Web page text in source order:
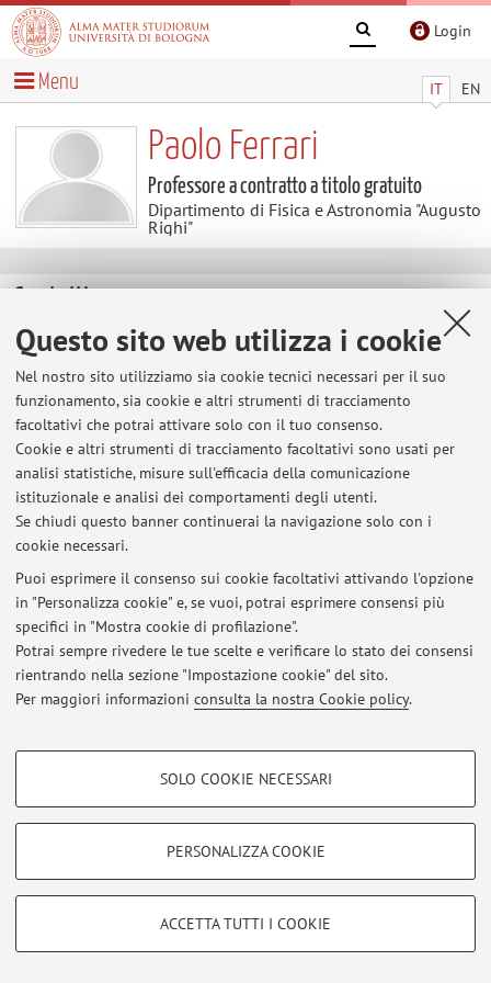
Questo sito web utilizza i cookie
Nel nostro sito utilizziamo sia cookie tecnici necessari per il suo
funzionamento, sia cookie e altri strumenti di tracciamento
facoltativi che potrai attivare solo con il tuo consenso.
Cookie e altri strumenti di tracciamento facoltativi sono usati per
analisi statistiche, misure sull'efficacia della comunicazione
istituzionale e analisi dei comportamenti degli utenti.
Se chiudi questo banner continuerai la navigazione solo con i
cookie necessari.
Puoi esprimere il consenso sui cookie facoltativi attivando l'opzione
in "Personalizza cookie" e, se vuoi, potrai esprimere consensi più
specifici in "Mostra cookie di profilazione".
Potrai sempre rivedere le tue scelte e verificare lo stato dei consensi
rientrando nella sezione "Impostazione cookie" del sito.
Per maggiori informazioni consulta la nostra Cookie policy.
COOKIE DI PROFILAZIONE - FACOLTATIVI
COOKIE TECNICI - NECESSARI
Si tratta di cookie tecnici utilizzati, a titolo esemplificativo, per il corretto
SOLO COOKIE NECESSARI
PERSONALIZZA COOKIE
ACCETTA TUTTI I COOKIE
Login
IT EN
Menu
Paolo Ferrari
Professore a contratto a titolo gratuito
Dipartimento di Fisica e Astronomia "Augusto
Righi"
Contatti
E-mail: paolo.ferrari16@unibo.it
Dipartimento di Fisica e Astronomia "Augusto Righi"
Viale Berti Pichat 6/2, Bologna -Vai alla mappa
Ultimi avvisi
Al momento non sono presenti avvisi.
Area riservata
per gestire tutti i contenuti del sito.
© 2026 - ALMA MATER STUDIORUM - Università di Bologna - Via
Zamboni, 33 - 40126 Bologna - Partita IVA: 01131710376
Privacy|Note legali|Impostazioni Cookie